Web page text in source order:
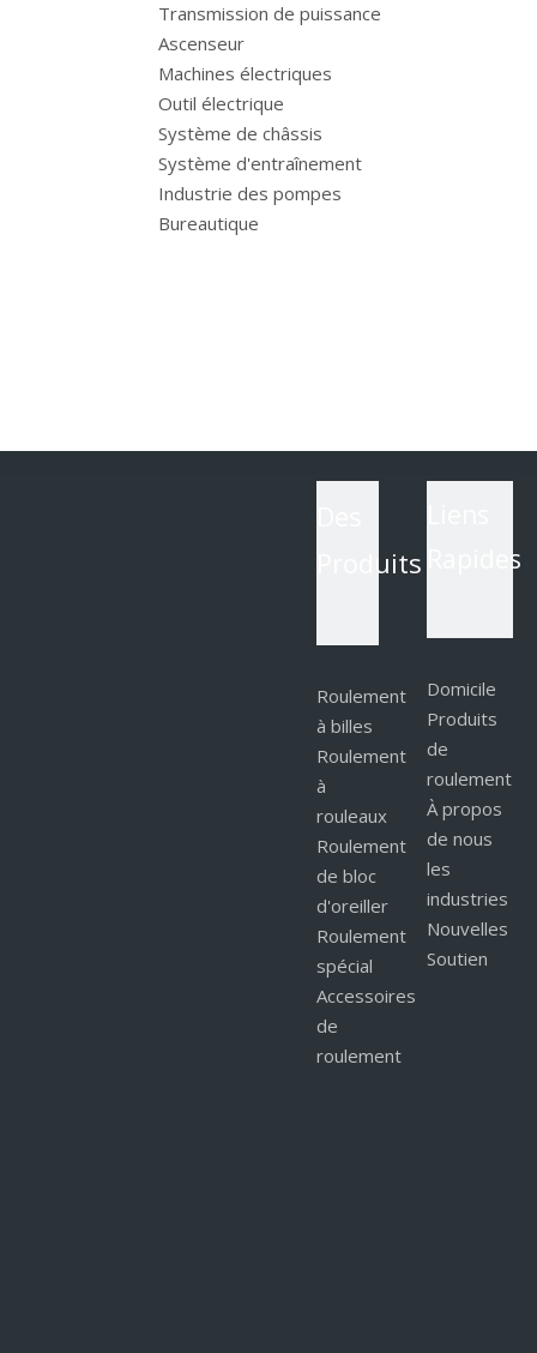
Transmission de puissance
Ascenseur
Machines électriques
Outil électrique
Système de châssis
Système d'entraînement
Industrie des pompes
Bureautique
Produits
Roulement
à billes
Roulement
à
rouleaux
Roulement
de bloc
d'oreiller
Roulement
spécial
Accessoires
de
roulement
Rapides
Domicile
Produits
de
roulement
À propos
de nous
les
industries
Nouvelles
Soutien